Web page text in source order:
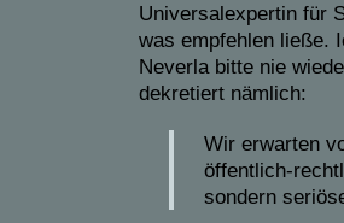
Universalexpertin für
was empfehlen ließe.
Neverla bitte nie
dekretiert nämlich:
Wir erwarten
öffentlich-
sondern